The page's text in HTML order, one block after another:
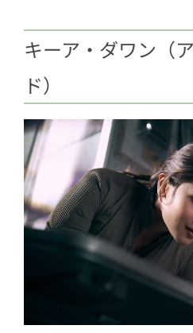
キーア・ダワン（
ド）